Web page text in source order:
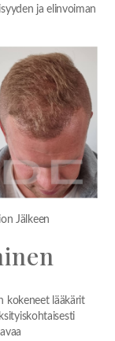
ja elinvoiman
Jälkeen
kokeneet lääkärit